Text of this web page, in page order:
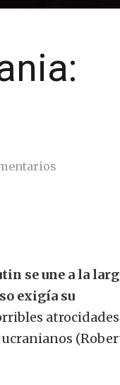
se une a la
exigía su
atrocidades